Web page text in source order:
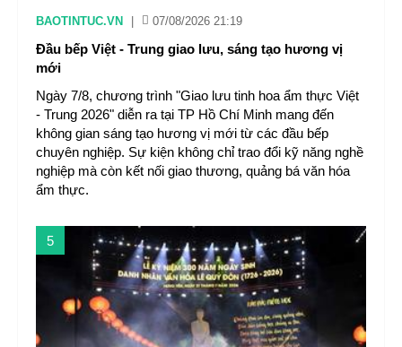
BAOTINTUC.VN 07/08/2026 21:19
Đầu bếp Việt - Trung giao lưu, sáng tạo hương vị
mới
Ngày 7/8, chương trình "Giao lưu tinh hoa ẩm thực Việt
- Trung 2026" diễn ra tại TP Hồ Chí Minh mang đến
không gian sáng tạo hương vị mới từ các đầu bếp
chuyên nghiệp. Sự kiện không chỉ trao đổi kỹ năng nghề
nghiệp mà còn kết nối giao thương, quảng bá văn hóa
ẩm thực.
5